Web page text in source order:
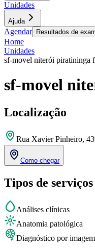
Unidades
Ajuda
Agendar Resultados de
Home
Unidades
sf-movel niterói piratininga f
sf-movel
Localização
Rua Xavier Pinheiro,
Como chegar
Tipos de
Análises clínicas
Anatomia patológica
Diagnóstico por imagem